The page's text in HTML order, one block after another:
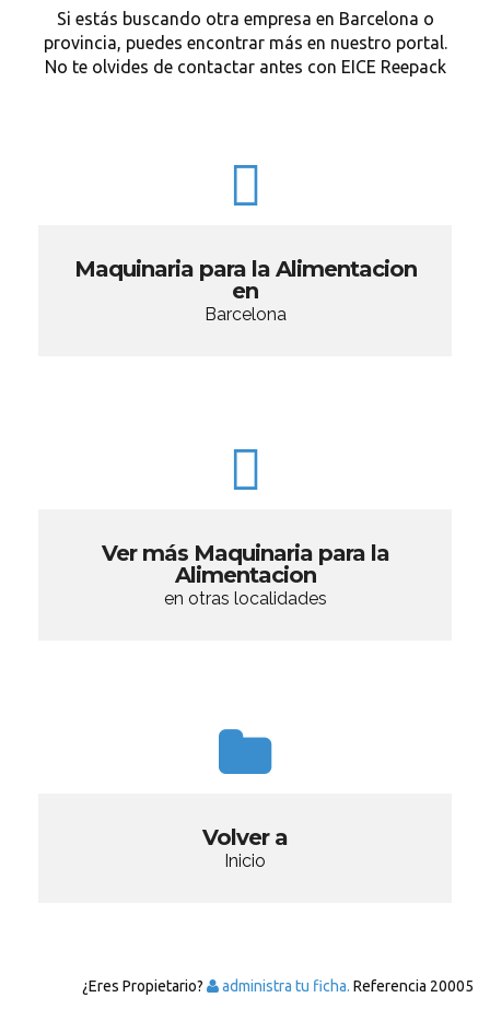
Si estás buscando otra empresa en Barcelona o
provincia, puedes encontrar más en nuestro portal.
No te olvides de contactar antes con EICE Reepack
Maquinaria para la Alimentacion
en
Barcelona
Ver más Maquinaria para la
Alimentacion
en otras localidades
Volver a
Inicio
¿Eres Propietario? administra tu ficha. Referencia 20005